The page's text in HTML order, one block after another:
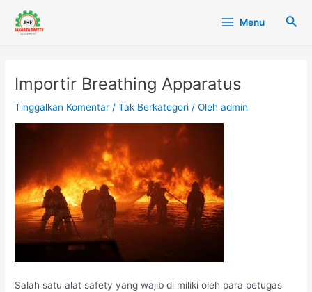
konten
Menu Cari
Importir Breathing Apparatus
Tinggalkan Komentar /Tak Berkategori / Olehadmin
Salah satu alat safety yang wajib di miliki oleh para petugas
navigation